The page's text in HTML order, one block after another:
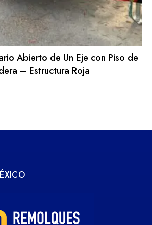
Abierto de Un Eje con Piso de
– Estructura Roja